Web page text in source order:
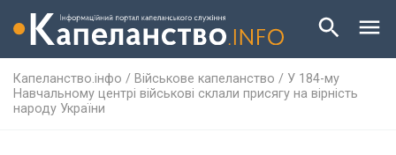
Капеланство.інфо / Військове капеланство / У 184-му
Навчальному центрі військові склали присягу на вірність
народу України